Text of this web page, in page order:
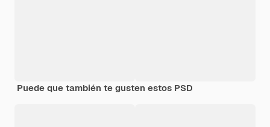
Puede que también te gusten estos PSD